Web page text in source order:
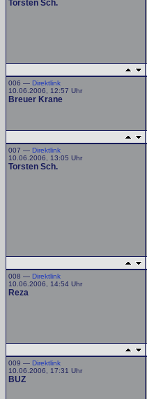
Torsten Sch.
006 — Direktlink
10.06.2006, 12:57 Uhr
Breuer Krane
007 — Direktlink
10.06.2006, 13:05 Uhr
Torsten Sch.
008 — Direktlink
10.06.2006, 14:54 Uhr
Reza
009 — Direktlink
10.06.2006, 17:31 Uhr
BUZ